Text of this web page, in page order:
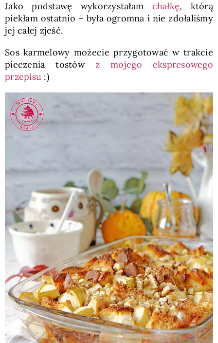
Jako podstawę wykorzystałam chałkę, którą
piekłam ostatnio – była ogromna i nie zdołaliśmy
jej całej zjeść.
Sos karmelowy możecie przygotować w trakcie
pieczenia tostów z mojego ekspresowego
przepisu :)